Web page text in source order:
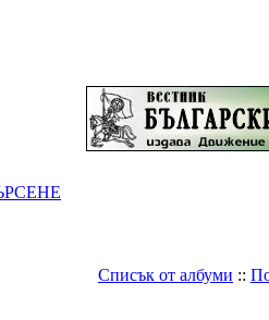
Списък от албуми ::